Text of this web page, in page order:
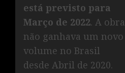
está previsto para
Março de 2022. A obra
não ganhava um novo
volume no Brasil
desde Abril de 2020.